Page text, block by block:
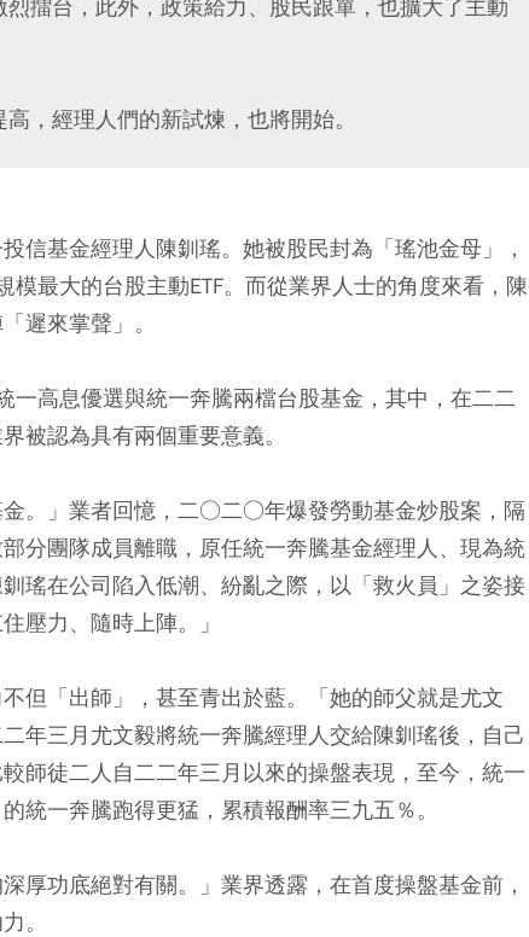
擂台，此外，政策給力、股民跟單，也擴大了主動
，經理人們的新試煉，也將開始。
信基金經理人陳釧瑤。她被股民封為「瑤池金母」，
最大的台股主動ETF。而從業界人士的角度來看，陳
遲來掌聲」。
高息優選與統一奔騰兩檔台股基金，其中，在二二
被認為具有兩個重要意義。
。」業者回憶，二○二○年爆發勞動基金炒股案，隔
分團隊成員離職，原任統一奔騰基金經理人、現為統
瑤在公司陷入低潮、紛亂之際，以「救火員」之姿接
壓力、隨時上陣。」
但「出師」，甚至青出於藍。「她的師父就是尤文
年三月尤文毅將統一奔騰經理人交給陳釧瑤後，自己
師徒二人自二二年三月以來的操盤表現，至今，統一
統一奔騰跑得更猛，累積報酬率三九五％。
厚功底絕對有關。」業界透露，在首度操盤基金前，
。